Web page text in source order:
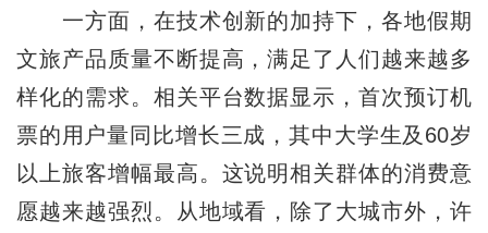
一方面，在技术创新的加持下，各地假期
文旅产品质量不断提高，满足了人们越来越多
样化的需求。相关平台数据显示，首次预订机
票的用户量同比增长三成，其中大学生及60岁
以上旅客增幅最高。这说明相关群体的消费意
愿越来越强烈。从地域看，除了大城市外，许